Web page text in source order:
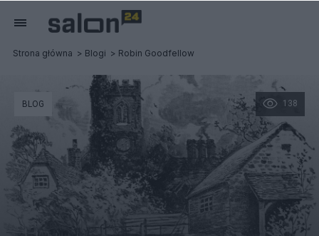
Strona główna Blogi Robin Goodfellow
138
BLOG